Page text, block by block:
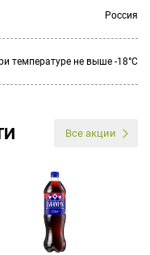
Россия
температуре не выше -18°C
Все акции